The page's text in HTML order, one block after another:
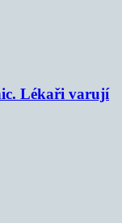
Lékaři varují